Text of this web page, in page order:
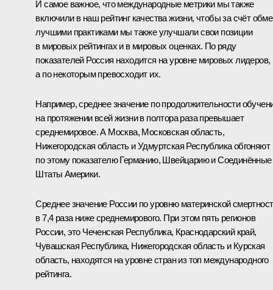
И самое важное, что международные метрики мы также
включили в наш рейтинг качества жизни, чтобы за счёт
лучшими практиками мы также улучшали свои позиции
в мировых рейтингах и в мировых оценках. По ряду
показателей Россия находится на уровне мировых лидеров,
а по некоторым превосходит их.
Например, среднее значение по продолжительности
на протяжении всей жизни в полтора раза превышает
среднемировое. А Москва, Московская область,
Нижегородская область и Удмуртская Республика обгоняют
по этому показателю Германию, Швейцарию и Соединённые
Штаты Америки.
Среднее значение России по уровню материнской
в 7,4 раза ниже среднемирового. При этом пять регионов
России, это Чеченская Республика, Краснодарский край,
Чувашская Республика, Нижегородская область и Курская
область, находятся на уровне стран из топ международного
рейтинга.